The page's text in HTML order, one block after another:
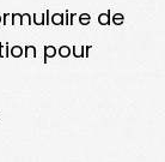
de
pour